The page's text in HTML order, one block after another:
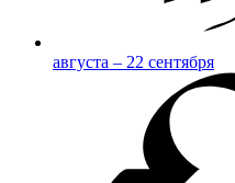
августа – 22 сентября